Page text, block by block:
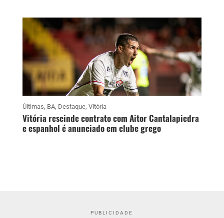
Últimas BA, Destaque, Vitória
Vitória rescinde contrato com Aitor Cantalapiedra
e espanhol é anunciado em clube grego
PUBLICIDADE